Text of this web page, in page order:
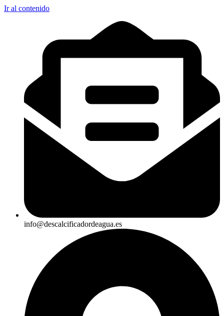
Ir al contenido
info@descalcificadordeagua.es